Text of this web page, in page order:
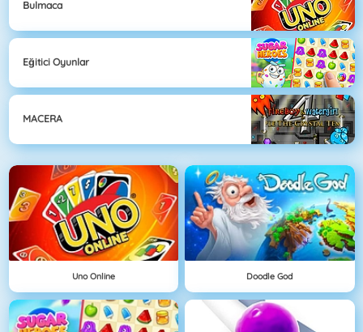
Bulmaca
Eğitici Oyunlar
MACERA
Uno Online Doodle God